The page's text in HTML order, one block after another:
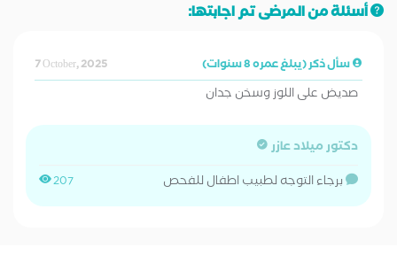
أسئلة من المرضى تم اجابتها:
سأل ذكر (يبلغ عمره 8 سنوات) 7 October, 2025
صديض على اللوز وسخن جدان
دكتور ميلاد عازر
207 برجاء التوجه لطبيب اطفال للفحص